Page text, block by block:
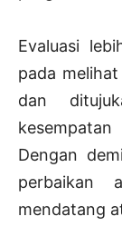
Evaluasi
pada
dan
Dengan
perbaikan
mendatang